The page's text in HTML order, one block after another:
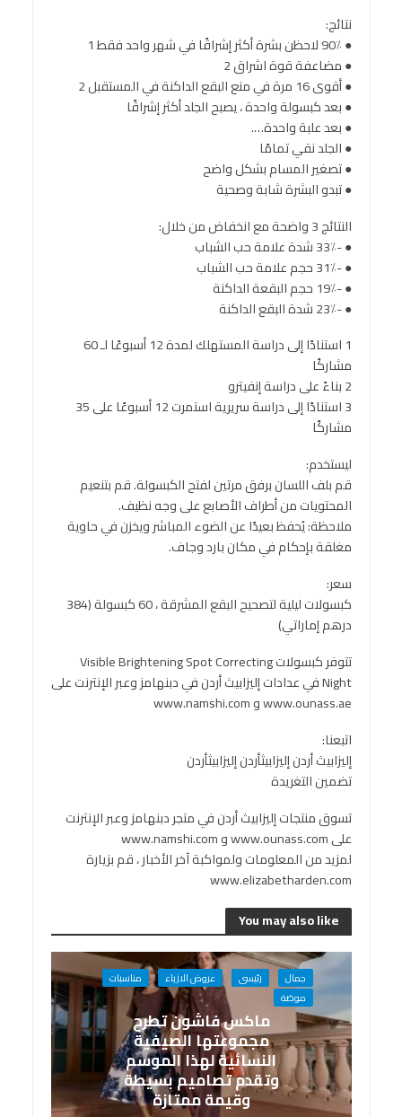
نتائج:
● 90٪ لاحظن بشرة أكثر إشراقًا في شهر واحد فقط 1
● مضاعفة قوة اشراق 2
● أقوى 16 مرة في منع البقع الداكنة في المستقبل 2
● بعد كبسولة واحدة ، يصبح الجلد أكثر إشراقًا
● بعد علبة واحدة….
● الجلد نقي تمامًا
● تصغير المسام بشكل واضح
● تبدو البشرة شابة وصحية
النتائج 3 واضحة مع انخفاض من خلال:
● -33٪ شدة علامة حب الشباب
● -31٪ حجم علامة حب الشباب
● -19٪ حجم البقعة الداكنة
● -23٪ شدة البقع الداكنة
1 استنادًا إلى دراسة المستهلك لمدة 12 أسبوعًا لـ 60
مشاركًا
2 بناءً على دراسة إنفيترو
3 استنادًا إلى دراسة سريرية استمرت 12 أسبوعًا على 35
مشاركًا
ليستخدم:
قم بلف اللسان برفق مرتين لفتح الكبسولة. قم بتنعيم
المحتويات من أطراف الأصابع على وجه نظيف.
ملاحظة: يُحفظ بعيدًا عن الضوء المباشر ويخزن في حاوية
مغلقة بإحكام في مكان بارد وجاف.
سعر:
كبسولات ليلية لتصحيح البقع المشرقة ، 60 كبسولة (384
درهم إماراتي)
تتوفر كبسولات Visible Brightening Spot Correcting
Night في عدادات إليزابيث أردن في دبنهامز وعبر الإنترنت على
www.ounass.ae و www.namshi.com
اتبعنا:
إليزابيث أردن إليزابيثأردن إليزابيثأردن
تضمين التغريدة
تسوق منتجات إليزابيث أردن في متجر دبنهامز وعبر الإنترنت
على www.ounass.com و www.namshi.com
لمزيد من المعلومات ولمواكبة آخر الأخبار ، قم بزيارة
www.elizabetharden.com
You may also like
جمال رئيسى عروض الازياء
مناسبات
موضة
ماكس فاشون تطرح
مجموعتها الصيفية
النسائية لهذا الموسم
وتقدم تصاميم بسيطة
وقيمة ممتازة